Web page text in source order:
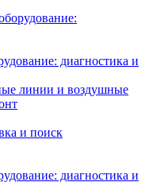
диагностика и
линии и воздушные
и поиск
диагностика и